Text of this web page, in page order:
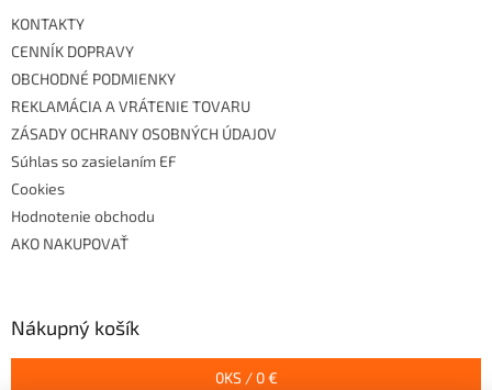
KONTAKTY
CENNÍK DOPRAVY
OBCHODNÉ PODMIENKY
REKLAMÁCIA A VRÁTENIE TOVARU
ZÁSADY OCHRANY OSOBNÝCH ÚDAJOV
Súhlas so zasielaním EF
Cookies
Hodnotenie obchodu
AKO NAKUPOVAŤ
Nákupný košík
0KS / 0 €